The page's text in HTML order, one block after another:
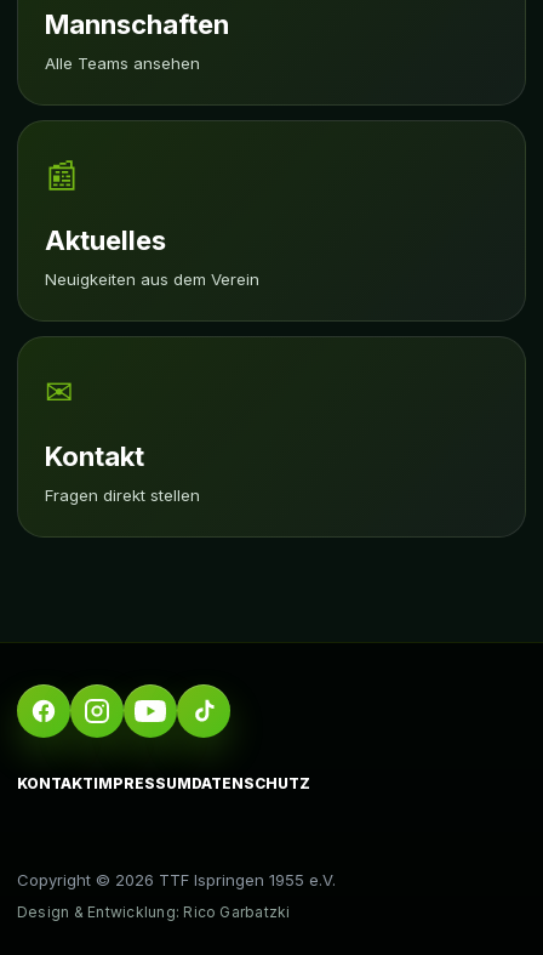
Mannschaften
Alle Teams ansehen
📰
Aktuelles
Neuigkeiten aus dem Verein
✉
Kontakt
Fragen direkt stellen
KONTAKTIMPRESSUMDATENSCHUTZ
Copyright © 2026 TTF Ispringen 1955 e.V.
Design & Entwicklung: Rico Garbatzki